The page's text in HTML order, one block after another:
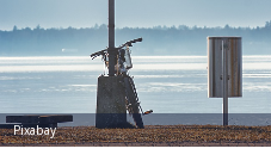
Pixabay